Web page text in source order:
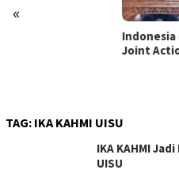
«
Indonesia dan Turki Sepakati
Joint Action Plan 2026–2027
TAG: IKA KAHMI UISU
IKA KAHMI
UISU